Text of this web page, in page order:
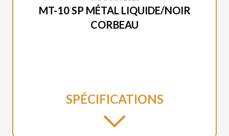
MT-10 SP MÉTAL LIQUIDE/NOIR
CORBEAU
SPÉCIFICATIONS